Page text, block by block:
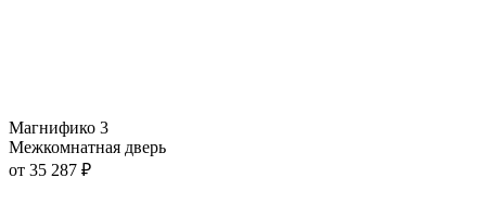
Магнифико 3
Межкомнатная дверь
от 35 287 ₽